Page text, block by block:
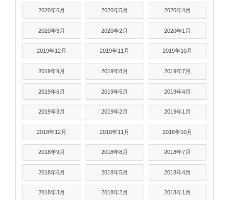
2020年6月 2020年5月 2020年4月
2020年3月 2020年2月 2020年1月
2019年12月 2019年11月 2019年10月
2019年9月 2019年8月 2019年7月
2019年6月 2019年5月 2019年4月
2019年3月 2019年2月 2019年1月
2018年12月 2018年11月 2018年10月
2018年9月 2018年8月 2018年7月
2018年6月 2018年5月 2018年4月
2018年3月 2018年2月 2018年1月